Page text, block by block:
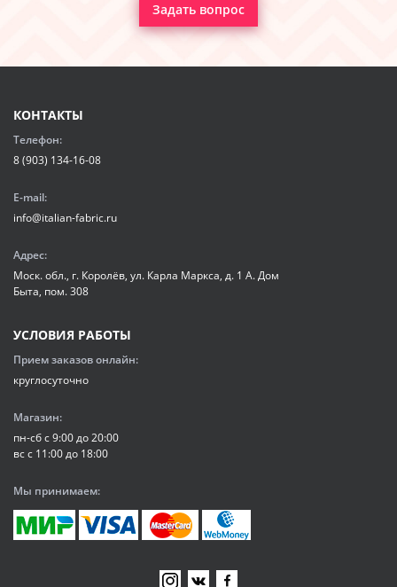
Задать вопрос
КОНТАКТЫ
Телефон:
8 (903) 134-16-08
E-mail:
info@italian-fabric.ru
Адрес:
Моск. обл., г. Королёв, ул. Карла Маркса, д. 1 А. Дом
Быта, пом. 308
УСЛОВИЯ РАБОТЫ
Прием заказов онлайн:
круглосуточно
Магазин:
пн-сб с 9:00 до 20:00
вс с 11:00 до 18:00
Мы принимаем: